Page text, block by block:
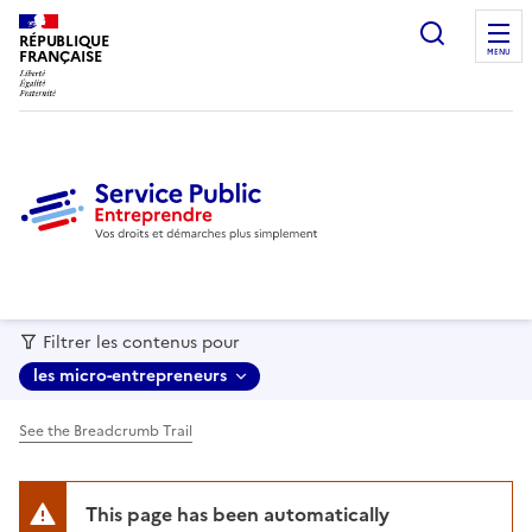
RÉPUBLIQUE
FRANÇAISE MENU
Filtrer les contenus pour
les micro-entrepreneurs
See the Breadcrumb Trail
This page has been automatically